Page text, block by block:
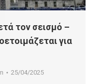
τον σεισμό –
για
25/04/2025